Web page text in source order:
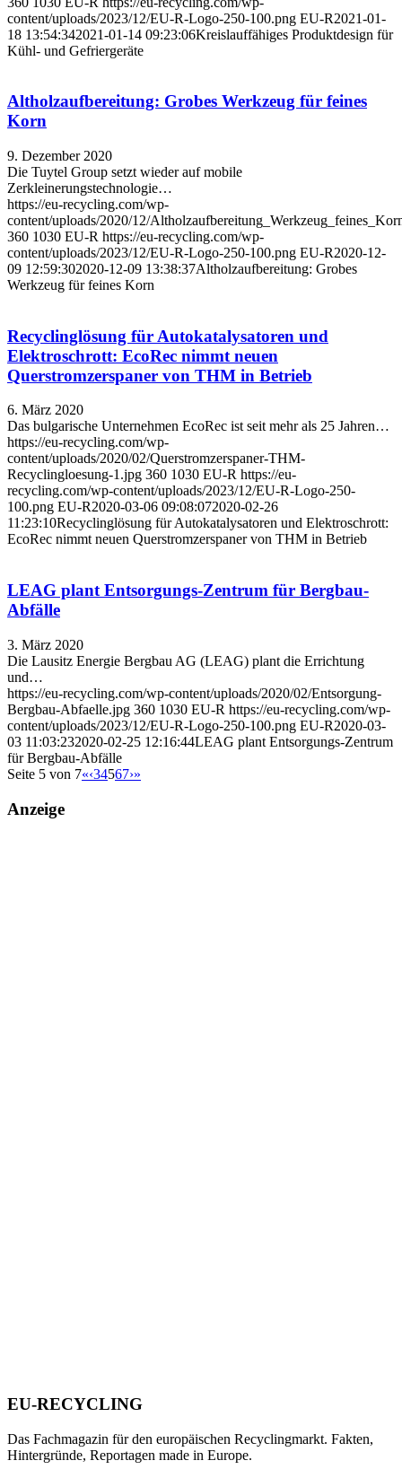
content/uploads/2023/12/EU-R-Logo-250-100.png EU-R2021-01-
18 13:54:342021-01-14 09:23:06Kreislauffähiges Produktdesign für
Kühl- und Gefriergeräte
Altholzaufbereitung: Grobes Werkzeug für feines
Korn
9. Dezember 2020
Die Tuytel Group setzt wieder auf mobile
Zerkleinerungstechnologie…
https://eu-recycling.com/wp-
content/uploads/2020/12/
360 1030 EU-R https://eu-recycling.com/wp-
content/uploads/2023/12/EU-R-Logo-250-100.png EU-R2020-12-
09 12:59:302020-12-09 13:38:37Altholzaufbereitung: Grobes
Werkzeug für feines Korn
Recyclinglösung für Autokatalysatoren und
Elektroschrott: EcoRec nimmt neuen
Querstromzerspaner von THM in Betrieb
6. März 2020
Das bulgarische Unternehmen EcoRec ist seit mehr als 25 Jahren…
https://eu-recycling.com/wp-
content/uploads/2020/02/Querstromzerspaner-THM-
Recyclingloesung-1.jpg 360 1030 EU-R https://eu-
recycling.com/wp-content/uploads/2023/12/EU-R-Logo-250-
100.png EU-R2020-03-06 09:08:072020-02-26
11:23:10Recyclinglösung für Autokatalysatoren und Elektroschrott:
EcoRec nimmt neuen Querstromzerspaner von THM in Betrieb
LEAG plant Entsorgungs-Zentrum für Bergbau-
Abfälle
3. März 2020
Die Lausitz Energie Bergbau AG (LEAG) plant die Errichtung
und…
https://eu-recycling.com/wp-content/uploads/2020/02/Entsorgung-
Bergbau-Abfaelle.jpg 360 1030 EU-R https://eu-recycling.com/wp-
content/uploads/2023/12/EU-R-Logo-250-100.png EU-R2020-03-
03 11:03:232020-02-25 12:16:44LEAG plant Entsorgungs-Zentrum
für Bergbau-Abfälle
Seite 5 von 7«‹34567›»
Anzeige
EU-RECYCLING
Das Fachmagazin für den europäischen Recyclingmarkt. Fakten,
Hintergründe, Reportagen made in Europe.